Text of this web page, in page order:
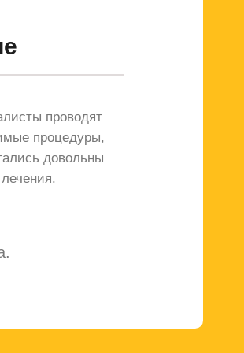
проводят
процедуры,
довольны